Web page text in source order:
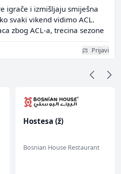
igrače i izmišljaju smiješna
svaki vikend vidimo ACL.
zbog ACL-a, trecina sezone
Prijavi
Hostesa (ž)
Bosnian House Restaurant